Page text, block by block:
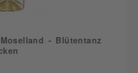
- Blütentanz